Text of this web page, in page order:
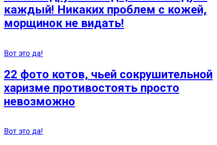
каждый! Никаких проблем с кожей,
морщинок не видать!
Вот это да!
22 фото котов, чьей сокрушительной
харизме противостоять просто
невозможно
Вот это да!